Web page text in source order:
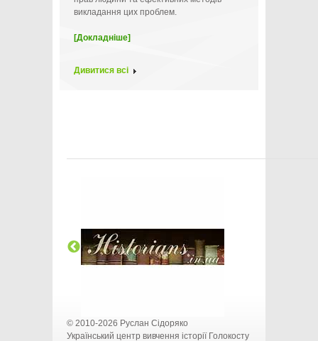
викладання цих проблем.
[Докладніше]
Дивитися всі
© 2010-2026 Руслан Сідоряко
Український центр вивчення історії Голокосту